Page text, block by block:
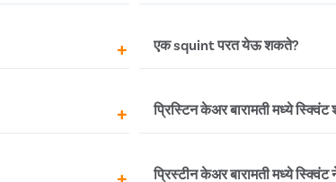
शस्त्रक्रिया केली
काही दिवस
जाईल.
स्क्विंट शस्त्रक्रिया सर्व
केल्यावर सर्वोत्तम परिणाम देते.
तरीही, कोणत्याही
सुमारे 6
होण्यासाठी आणि
एक squint परत येऊ शकते?
क्वचित प्रसंगी, शस्त्रक्रियेनंतरही
रुग्णासाठी वेगळा असतो. आणि
होते जेव्हा स्क्विंट प्रथम मेंदूच्या
संख्येवर अवलंबून
प्रिस्टिन केअर बारामती मध्ये
होय, प्रिस्टिन केअर येथे, तुम्ही
प्रिस्टीन केअर बारामती मध्ये